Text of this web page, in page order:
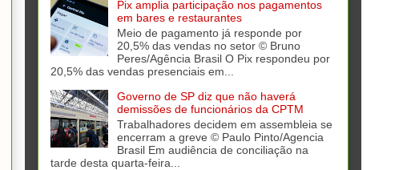
Pix amplia participação nos pagamentos
em bares e restaurantes
Meio de pagamento já responde por
20,5% das vendas no setor © Bruno
Peres/Agência Brasil O Pix respondeu por
20,5% das vendas presenciais em...
Governo de SP diz que não haverá
demissões de funcionários da CPTM
Trabalhadores decidem em assembleia se
encerram a greve © Paulo Pinto/Agencia
Brasil Em audiência de conciliação na
tarde desta quarta-feira...